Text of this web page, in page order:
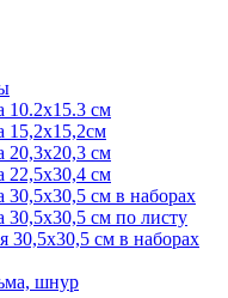
10.2х15.3 см
15,2х15,2см
20,3х20,3 см
22,5х30,4 см
30,5х30,5 см в наборах
30,5х30,5 см по листу
30,5х30,5 см в наборах
шнур